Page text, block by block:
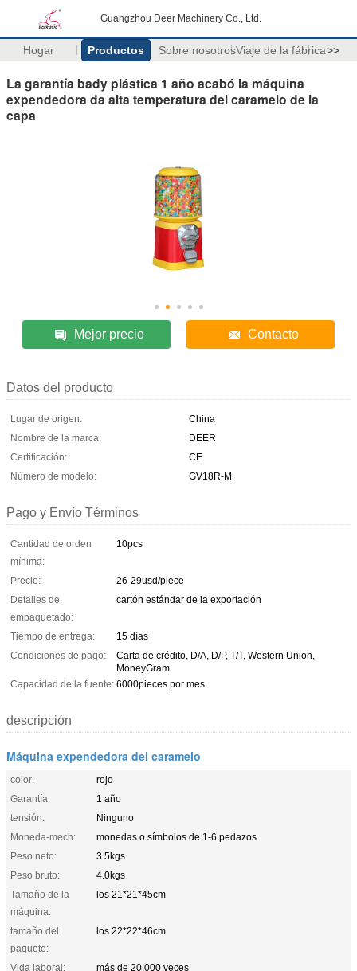
Guangzhou Deer Machinery Co., Ltd.
Hogar Productos Sobre nosotrosViaje de la fábrica>>
La garantía bady plástica 1 año acabó la máquina
expendedora da alta temperatura del caramelo de la
capa
Mejor precio Contacto
Datos del producto
Lugar de origen:
China
Nombre de la marca:
DEER
Certificación:
CE
Número de modelo:
GV18R-M
Pago y Envío Términos
Cantidad de orden
mínima:
10pcs
Precio:
26-29usd/piece
Detalles de
empaquetado:
cartón estándar de la exportación
Tiempo de entrega:
15 días
Condiciones de pago:
Carta de crédito, D/A, D/P, T/T, Western Union,
MoneyGram
Capacidad de la fuente: 6000pieces por mes
descripción
Máquina expendedora del caramelo
color:
rojo
Garantía:
1 año
tensión:
Ninguno
Moneda-mech:
monedas o símbolos de 1-6 pedazos
Peso neto:
3.5kgs
Peso bruto:
4.0kgs
Tamaño de la
máquina:
los 21*21*45cm
tamaño del
paquete:
los 22*22*46cm
Vida laboral:
más de 20.000 veces